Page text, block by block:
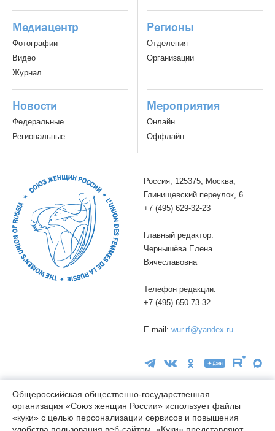
Медиацентр
Фотографии
Видео
Журнал
Регионы
Отделения
Организации
Новости
Федеральные
Региональные
Мероприятия
Онлайн
Оффлайн
Россия, 125375, Москва,
Глинищевский переулок, 6
+7 (495) 629-32-23
Главный редактор:
Чернышёва Елена
Вячеславовна
Телефон редакции:
+7 (495) 650-73-32
E-mail: wur.rf@yandex.ru
16+
Общероссийская общественно-государственная
организация «Союз женщин России» использует файлы
«куки» с целью персонализации сервисов и повышения